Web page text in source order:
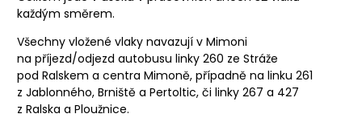
každým směrem.
Všechny vložené vlaky navazují v Mimoni
na příjezd/odjezd autobusu linky 260 ze Stráže
pod Ralskem a centra Mimoně, případně na linku 261
z Jablonného, Brniště a Pertoltic, či linky 267 a 427
z Ralska a Ploužnice.